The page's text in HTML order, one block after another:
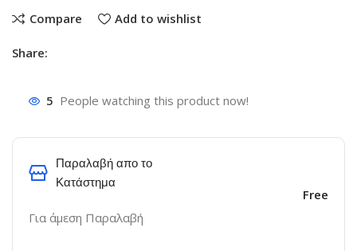
Compare Add to wishlist
Share:
5 People watching this product now!
Παραλαβή απο το
Κατάστημα
Για άμεση Παραλαβή
Free